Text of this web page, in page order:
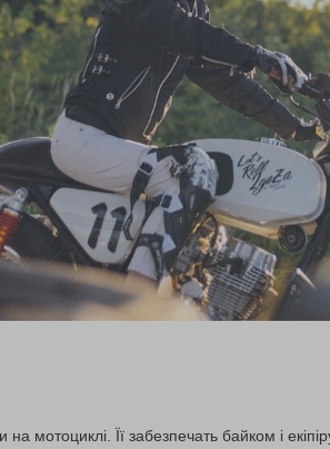
на мотоциклі. Її забезпечать байком і